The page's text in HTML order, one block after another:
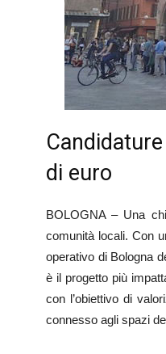
di euro
BOLOGNA – Una
comunità locali. Con
operativo di Bologna
è il progetto più
con l’obiettivo di
connesso agli spazi